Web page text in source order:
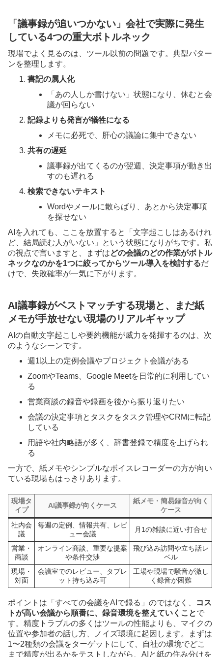
「議事録が追いつかない」会社で実際に発生
している4つの重大ボトルネック
現場でよく見るのは、ツール以前の問題です。典型パター
ンを整理します。
書記の属人化
「あの人しか書けない」状態になり、休むと会
議が回らない
記録よりも発言が犠牲になる
メモに必死で、肝心の議論に集中できない
共有の遅延
議事録が出てくるのが翌週、決定事項が動き出
すのも遅れる
検索できないテキスト
Wordやメールに散らばり、あとから決定事項
を探せない
AIを入れても、ここを放置すると「文字起こしはあるけれ
ど、結局読む人がいない」という状態になりがちです。私
の視点で言いますと、まずはどの会議のどの作業がボトル
ネックなのかを1つに絞ってからツール導入を検討するだ
けで、失敗確率が一気に下がります。
AI議事録がベストマッチする現場と、まだ紙
メモが手放せない現場のリアルギャップ
AIの自動文字起こしや要約機能が威力を発揮するのは、次
のようなシーンです。
週1以上の定例会議やプロジェクト会議がある
ZoomやTeams、Google Meetを日常的に利用してい
る
営業商談の録音や録画を後から振り返りたい
会議の決定事項とタスクをタスク管理やCRMに転記
している
用語や社内略語が多く、辞書登録で精度を上げられ
る
一方で、紙メモやシンプルなボイスレコーダーの方が向い
ている現場もはっきりあります。
現場タ
イプ
AI議事録が向くケース
紙メモ・簡易録音が向く
ケース
社内会
議
毎週の定例、情報共有、レビ
ュー会議
月1の雑談に近い打合せ
営業・
商談
オンライン商談、重要な提案
や条件交渉
飛び込み訪問や立ち話レ
ベル
現場・
対面
会議室でのレビュー、タブレ
ット持ち込み可
工場や現場で騒音が激し
く録音が困難
ポイントは「すべての会議をAIで録る」のではなく、
コス
トが高い会議から順番に、録音環境を整えていくことで
す。精度トラブルの多くはツールの性能よりも、マイクの
位置や参加者の話し方、ノイズ環境に起因します。まずは
1〜2種類の会議をターゲットにして、自社の環境でどこ
まで精度が出るかをテストしながら、AIと紙の住み分けを